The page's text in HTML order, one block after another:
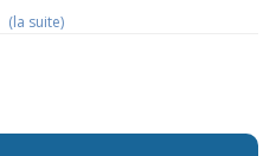
(la suite)